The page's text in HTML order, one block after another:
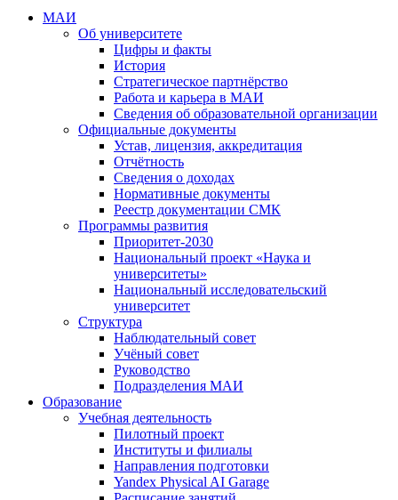
МАИ
Об университете
Цифры и факты
История
Стратегическое партнёрство
Работа и карьера в МАИ
Сведения об образовательной организации
Официальные документы
Устав, лицензия, аккредитация
Отчётность
Сведения о доходах
Нормативные документы
Реестр документации СМК
Программы развития
Приоритет-2030
Национальный проект «Наука и
университеты»
Национальный исследовательский
университет
Структура
Наблюдательный совет
Учёный совет
Руководство
Подразделения МАИ
Образование
Учебная деятельность
Пилотный проект
Институты и филиалы
Направления подготовки
Yandex Physical AI Garage